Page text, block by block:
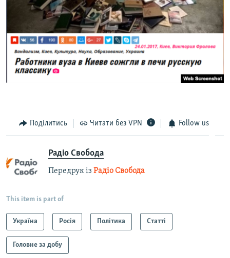
Поділитись Читати без VPN Follow us
Радіо Свобода
Передрук із Радіо Свобода
This item is part of
Україна Росія Політика Статті
Головне за добу